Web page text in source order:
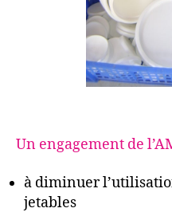
Un engagement de
à diminuer
jetables